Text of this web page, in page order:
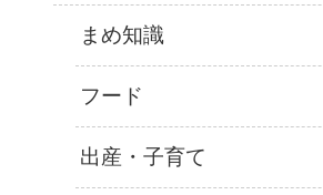
まめ知識
フード
出産・子育て